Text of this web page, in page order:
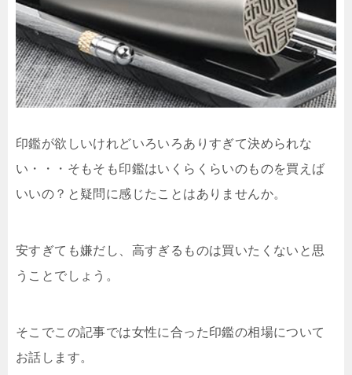
印鑑が欲しいけれどいろいろありすぎて決められな
い・・・そもそも印鑑はいくらくらいのものを買えば
いいの？と疑問に感じたことはありませんか。
安すぎても嫌だし、高すぎるものは買いたくないと思
うことでしょう。
そこでこの記事では女性に合った印鑑の相場について
お話します。